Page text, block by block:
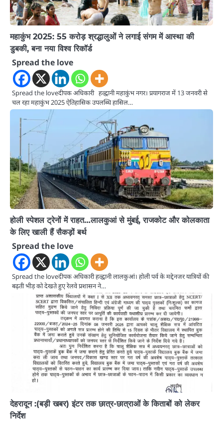
महाकुंभ 2025: 55 करोड़ श्रद्धालुओं ने लगाई संगम में आस्था की
डुबकी, बना नया विश्व रिकॉर्ड
Spread the love
Spread the loveदीपक अधिकारी हल्द्वानी महाकुंभ नगर। प्रयागराज में 13 जनवरी से
चल रहा महाकुंभ 2025 ऐतिहासिक उपलब्धि हासिल…
होली स्पेशल ट्रेनों में राहत…लालकुआं से मुंबई, राजकोट और कोलकाता
के लिए खाली हैं सैकड़ों बर्थ
Spread the love
Spread the loveदीपक अधिकारी हल्द्वानी लालकुआं। होली पर्व के मद्देनजर यात्रियों की
बढ़ती भीड़ को देखते हुए रेलवे प्रशासन ने…
देहरादून :(बड़ी खबर) इंटर तक छात्र-छात्राओं के किताबों को लेकर
निर्देश